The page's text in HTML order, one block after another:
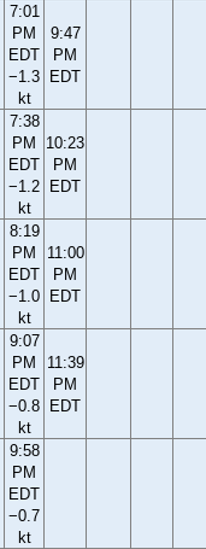
7:01
PM
EDT
−1.3
kt
9:47
PM
EDT
7:38
PM
EDT
−1.2
kt
10:23
PM
EDT
8:19
PM
EDT
−1.0
kt
11:00
PM
EDT
9:07
PM
EDT
−0.8
kt
11:39
PM
EDT
9:58
PM
EDT
−0.7
kt